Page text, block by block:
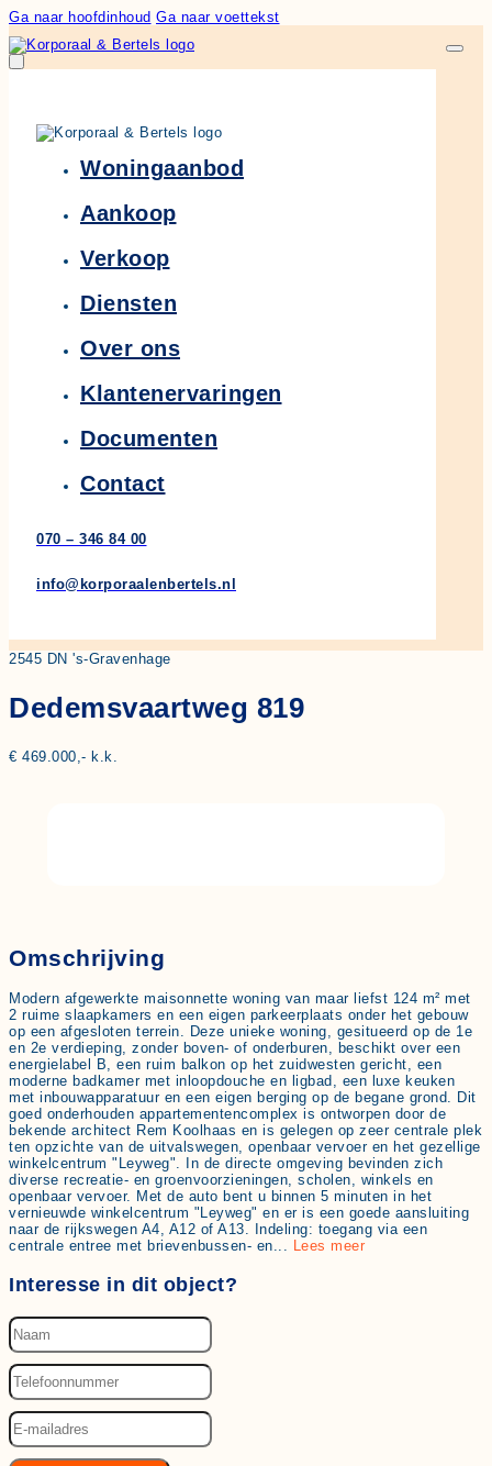
Ga naar hoofdinhoud Ga naar voettekst
Woningaanbod
Aankoop
Verkoop
Diensten
Over ons
Klantenervaringen
Documenten
Contact
070 – 346 84 00
info@korporaalenbertels.nl
2545 DN 's-Gravenhage
Dedemsvaartweg 819
€ 469.000,- k.k.
Omschrijving
Modern afgewerkte maisonnette woning van maar liefst 124 m² met
2 ruime slaapkamers en een eigen parkeerplaats onder het gebouw
op een afgesloten terrein. Deze unieke woning, gesitueerd op de 1e
en 2e verdieping, zonder boven- of onderburen, beschikt over een
energielabel B, een ruim balkon op het zuidwesten gericht, een
moderne badkamer met inloopdouche en ligbad, een luxe keuken
met inbouwapparatuur en een eigen berging op de begane grond. Dit
goed onderhouden appartementencomplex is ontworpen door de
bekende architect Rem Koolhaas en is gelegen op zeer centrale plek
ten opzichte van de uitvalswegen, openbaar vervoer en het gezellige
winkelcentrum "Leyweg". In de directe omgeving bevinden zich
diverse recreatie- en groenvoorzieningen, scholen, winkels en
openbaar vervoer. Met de auto bent u binnen 5 minuten in het
vernieuwde winkelcentrum "Leyweg" en er is een goede aansluiting
naar de rijkswegen A4, A12 of A13. Indeling: toegang via een
centrale entree met brievenbussen- en... Lees meer
Interesse in dit object?